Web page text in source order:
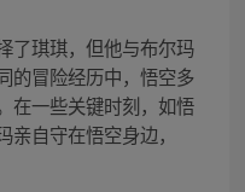
了琪琪，但他与布尔玛
的冒险经历中，悟空多
在一些关键时刻，如悟
自守在悟空身边，